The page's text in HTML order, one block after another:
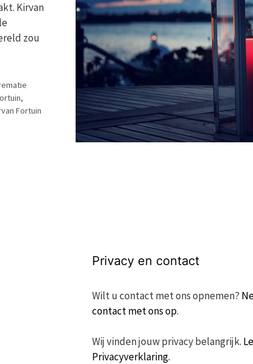
Kirvan
zou
,
Fortuin
Privacy en contact
Wilt u contact met ons opnemen?
contact met ons op.
Wij vinden jouw privacy belangrijk.
Privacyverklaring.